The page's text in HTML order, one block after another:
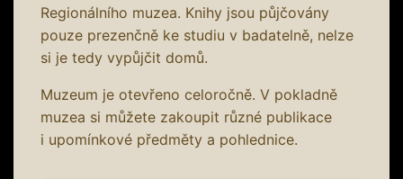
Regionálního muzea. Knihy jsou půjčovány
pouze prezenčně ke studiu v badatelně, nelze
si je tedy vypůjčit domů.
Muzeum je otevřeno celoročně. V pokladně
muzea si můžete zakoupit různé publikace
i upomínkové předměty a pohlednice.